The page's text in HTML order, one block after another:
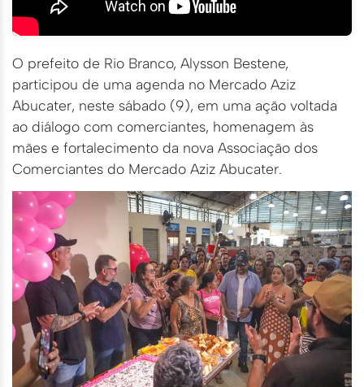
O prefeito de Rio Branco, Alysson Bestene,
participou de uma agenda no Mercado Aziz
Abucater, neste sábado (9), em uma ação voltada
ao diálogo com comerciantes, homenagem às
mães e fortalecimento da nova Associação dos
Comerciantes do Mercado Aziz Abucater.